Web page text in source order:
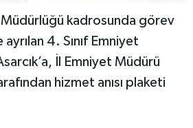
kadrosunda görev
4. Sınıf Emniyet
İl Emniyet Müdürü
hizmet anısı plaketi